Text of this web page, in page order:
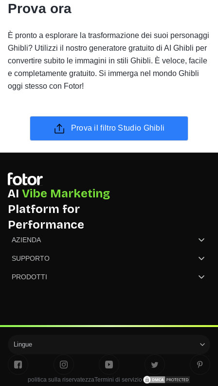
Prova ora
È pronto a esplorare la trasformazione dei suoi personaggi
Ghibli? Utilizzi il nostro generatore gratuito di AI Ghibli per
convertire subito le immagini in stili Ghibli. È veloce, facile
e completamente gratuito. Si immerga nel mondo Ghibli
oggi stesso con Fotor!
Prova il filtro Studio Ghibli
AI Vibe Marketing
Platform for
Performance
AZIENDA
Chi siamo
Contattaci
SUPPORTO
Centro assistenza
PRODOTTI
Lingue
politica sulla riservatezzaTermini di servizio